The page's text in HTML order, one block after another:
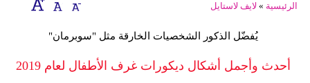
صحة
الرئيسية » لايف لاستايل
يُفضّل الذكور الشخصيات الخارقة مثل "سوبرمان"
أحدث وأجمل أشكال ديكورات غرف الأطفال لعام 2019